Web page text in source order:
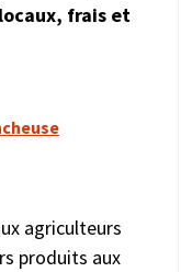
frais et
agriculteurs
produits aux